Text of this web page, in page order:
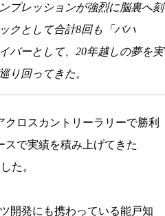
プレッションが強烈に脳裏へ刻
クとして合計8回も「バハ
バーとして、20年越しの夢を実
り回ってきた。
クロスカントリーラリーで勝利
スで実績を積み上げてきた
た。
開発にも携わっている能戸知